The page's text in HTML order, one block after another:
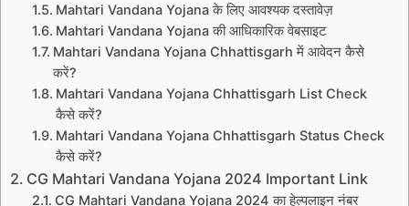
Mahtari Vandana Yojana के लिए आवश्यक दस्तावेज़
Mahtari Vandana Yojana की आधिकारिक वेबसाइट
Mahtari Vandana Yojana Chhattisgarh में आवेदन कैसे
करें?
Mahtari Vandana Yojana Chhattisgarh List Check
कैसे करें?
Mahtari Vandana Yojana Chhattisgarh Status Check
कैसे करें?
CG Mahtari Vandana Yojana 2024 Important Link
CG Mahtari Vandana Yojana 2024 का हेल्पलाइन नंबर